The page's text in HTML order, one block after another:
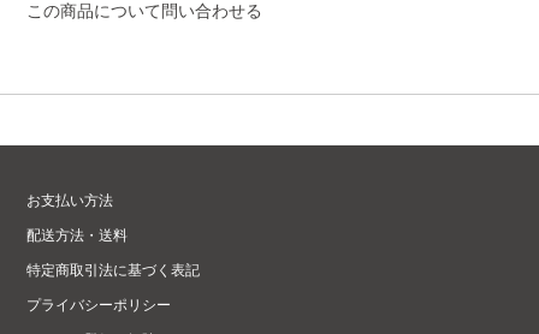
この商品について問い合わせる
お支払い方法
配送方法・送料
特定商取引法に基づく表記
プライバシーポリシー